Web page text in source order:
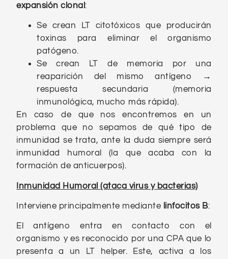
expansión clonal :
Se crean LT citotóxicos que producirán
toxinas para eliminar el organismo
patógeno.
Se crean LT de memoria por una
reaparición del mismo antígeno
→
respuesta secundaria (memoria
inmunológica, mucho más rápida).
En caso de que nos encontremos en un
problema que no sepamos de qué tipo de
inmunidad se trata, ante la duda siempre será
inmunidad humoral (la que acaba con la
formación de anticuerpos).
Inmunidad Humoral (ataca virus y bacterias)
Interviene principalmente mediante linfocitos B:
El antígeno entra en contacto con el
organismo y es reconocido por una CPA que lo
presenta a un LT helper. Este, activa a los